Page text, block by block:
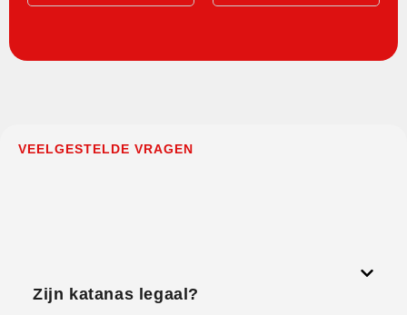
VEELGESTELDE VRAGEN
Zijn katanas legaal?